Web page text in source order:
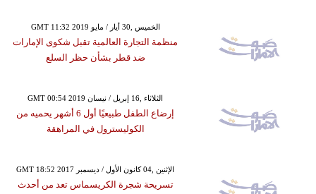
GMT 11:32 2019 الخميس ,30 أيار / مايو
منظمة التجارة العالمية تقبل شكوى الإمارات
ضد قطر بشأن حظر السلع
GMT 00:54 2019 الثلاثاء ,16 إبريل / نيسان
إرضاع الطفل طبيعيًا أول 6 أشهر يحميه من
الكوليسترول في المراهقة
GMT 18:52 2017 الإثنين ,04 كانون الأول / ديسمبر
تسريحة شجرة الكريسماس تعد من أحدث